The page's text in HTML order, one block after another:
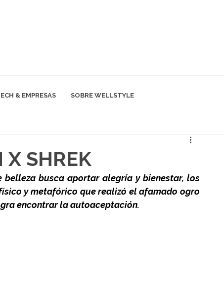
& EMPRESAS SOBRE WELLSTYLE
SHREK
busca aportar alegría y bienestar, los
y metafórico que realizó el afamado ogro
encontrar la autoaceptación.